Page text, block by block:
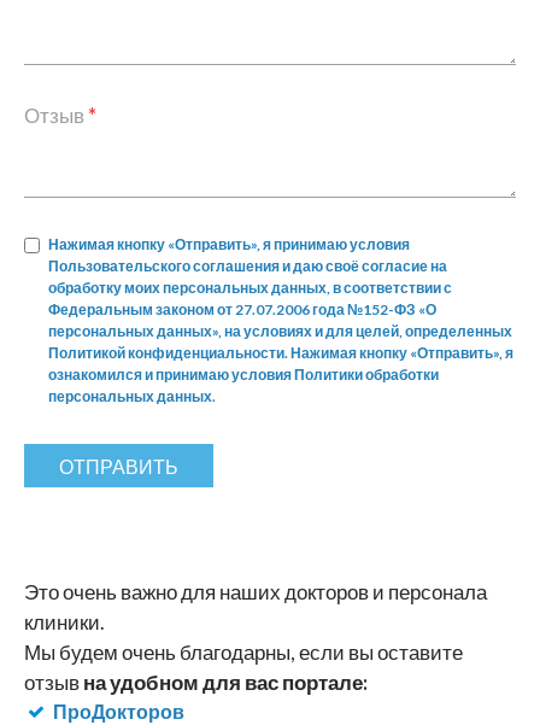
Отзыв *
Нажимая кнопку «Отправить», я принимаю условия
Пользовательского соглашения и даю своё согласие на
обработку моих персональных данных, в соответствии с
Федеральным законом от 27.07.2006 года №152-ФЗ «О
персональных данных», на условиях и для целей, определенных
Политикой конфиденциальности. Нажимая кнопку «Отправить», я
ознакомился и принимаю условия Политики обработки
персональных данных.
ОТПРАВИТЬ
Это очень важно для наших докторов и персонала
клиники.
Мы будем очень благодарны, если вы оставите
отзыв на удобном для вас портале:
ПроДокторов